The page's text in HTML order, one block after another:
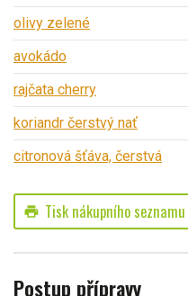
olivy zelené
avokádo
rajčata cherry
koriandr čerstvý nať
citronová šťáva, čerstvá
print Tisk nákupního seznamu
Postup přípravy